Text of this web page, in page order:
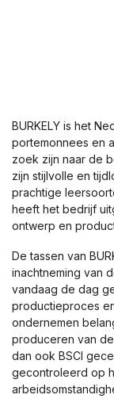
BURKELY is het
portemonnees en
zoek zijn naar de
zijn stijlvolle en
prachtige
heeft het bedrijf
ontwerp en
De tassen van
inachtneming van
vandaag de dag
productieproces
ondernemen
produceren van de
dan ook BSCI
gecontroleerd op